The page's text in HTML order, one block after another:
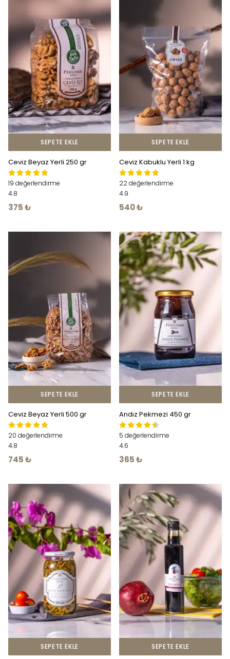
SEPETE EKLE
Ceviz Beyaz Yerli 250 gr
19 değerlendirme
4.8
375 ₺
SEPETE EKLE
Ceviz Kabuklu Yerli 1 kg
22 değerlendirme
4.9
540 ₺
SEPETE EKLE
Ceviz Beyaz Yerli 500 gr
20 değerlendirme
4.8
745 ₺
SEPETE EKLE
Andız Pekmezi 450 gr
5 değerlendirme
4.6
365 ₺
SEPETE EKLE SEPETE EKLE